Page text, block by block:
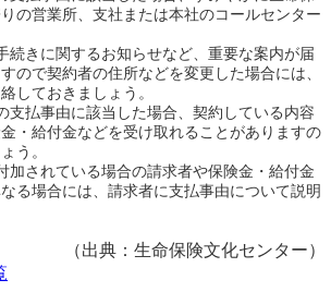
の営業所、支社または本社のコールセンター
続きに関するお知らせなど、重要な案内が届
ので契約者の住所などを変更した場合には、
しておきましょう。
支払事由に該当した場合、契約している内容
・給付金などを受け取れることがありますの
う。
加されている場合の請求者や保険金・給付金
る場合には、請求者に支払事由について説明
（出典：生命保険文化センター）